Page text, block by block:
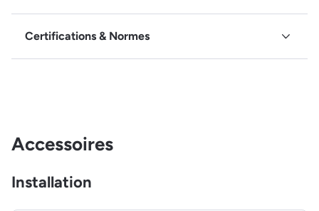
Certifications & Normes
Accessoires
Installation